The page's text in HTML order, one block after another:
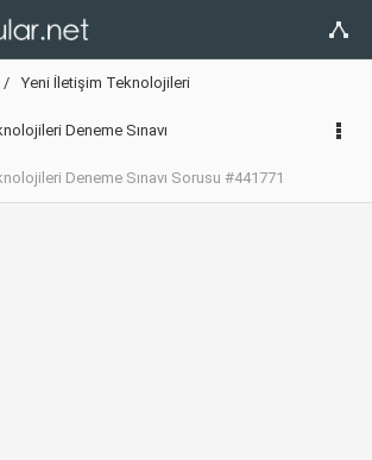
Yeni İletişim Teknolojileri
Deneme Sınavı
Deneme Sınavı Sorusu #441771